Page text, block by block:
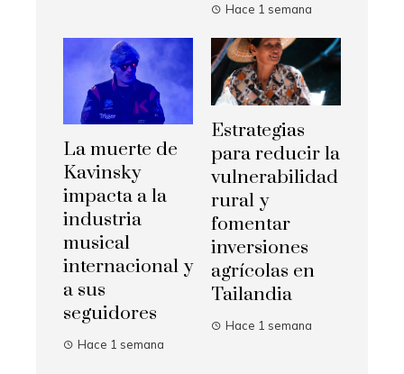
Hace 1 semana
La muerte de
Kavinsky
impacta a la
industria
musical
internacional y
a sus
seguidores
Hace 1 semana
Estrategias
para reducir la
vulnerabilidad
rural y
fomentar
inversiones
agrícolas en
Tailandia
Hace 1 semana